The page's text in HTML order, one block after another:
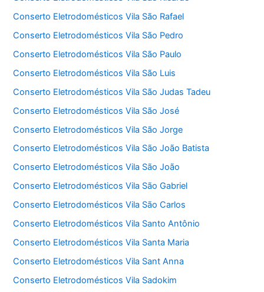
Conserto Eletrodomésticos Vila São Rafael
Conserto Eletrodomésticos Vila São Pedro
Conserto Eletrodomésticos Vila São Paulo
Conserto Eletrodomésticos Vila São Luis
Conserto Eletrodomésticos Vila São Judas Tadeu
Conserto Eletrodomésticos Vila São José
Conserto Eletrodomésticos Vila São Jorge
Conserto Eletrodomésticos Vila São João Batista
Conserto Eletrodomésticos Vila São João
Conserto Eletrodomésticos Vila São Gabriel
Conserto Eletrodomésticos Vila São Carlos
Conserto Eletrodomésticos Vila Santo Antônio
Conserto Eletrodomésticos Vila Santa Maria
Conserto Eletrodomésticos Vila Sant Anna
Conserto Eletrodomésticos Vila Sadokim